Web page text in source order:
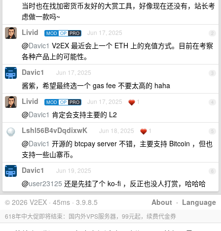
当时也在找加密货币友好的大赏工具，好像现在还没有，站长考
虑做一款吗~
2
Livid MOD OP PRO Jun 17, 2025
@Davic1 V2EX 最近会上一个 ETH 上的充值方式。目前在考察
各种产品上的可能性。
3
Davic1 Jun 17, 2025
酱紫，希望最终选一个 gas fee 不要太高的 haha
4
Livid MOD OP PRO Jun 17, 2025 1
@Davic1 肯定会支持主要的 L2
5
Lshl56B4vDqdixwK Jun 18, 2025 1
@Davic1 开源的 btcpay server 不错，主要支持 Bitcoin ，但也
支持一些山寨币。
6
Davic1 Jun 19, 2025
@user23125 还是先挂了个 ko-fi ，反正也没人打赏，哈哈哈
About · Language
© 2026 V2EX · 45ms · 3.9.8.5
618年中大促即将结束：国内外VPS服务器，99元起，续费代金券